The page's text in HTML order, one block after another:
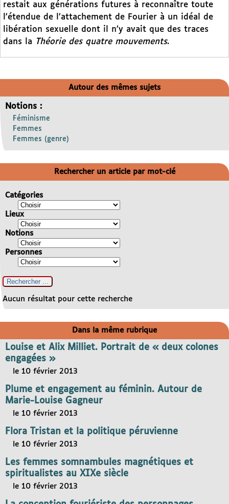
restait aux générations futures à reconnaître toute
l’étendue de l’attachement de Fourier à un idéal de
libération sexuelle dont il n’y avait que des traces
dans la Théorie des quatre mouvements.
Autour des mêmes sujets
Notions :
Féminisme
Femmes
Femmes (genre)
Rechercher un article par mot-clé
Catégories
Lieux
Notions
Personnes
Aucun résultat pour cette recherche
Dans la même rubrique
Louise et Alix Milliet. Portrait de « deux colones
engagées »
le 10 février 2013
Plume et engagement au féminin. Autour de
Marie-Louise Gagneur
le 10 février 2013
Flora Tristan et la politique péruvienne
le 10 février 2013
Les femmes somnambules magnétiques et
spiritualistes au XIXe siècle
le 10 février 2013